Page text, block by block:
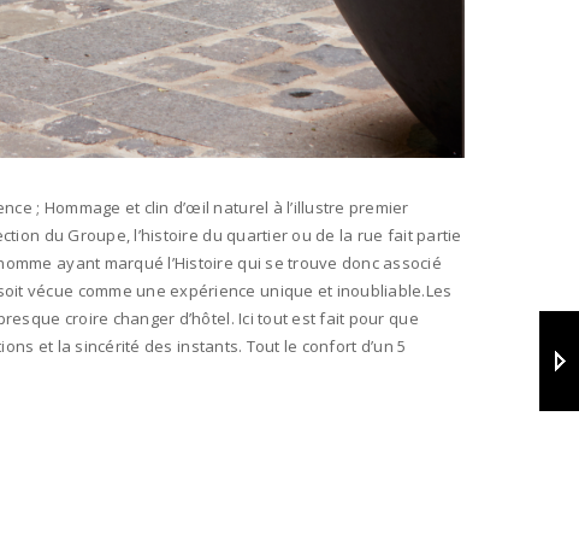
; Hommage et clin d’œil naturel à l’illustre premier
du Groupe, l’histoire du quartier ou de la rue fait partie
ayant marqué l’Histoire qui se trouve donc associé
vécue comme une expérience unique et inoubliable.Les
croire changer d’hôtel. Ici tout est fait pour que
et la sincérité des instants. Tout le confort d’un 5